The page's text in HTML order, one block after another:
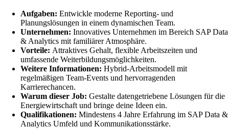
Aufgaben: Entwickle moderne Reporting- und
Planungslösungen in einem dynamischen Team.
Unternehmen: Innovatives Unternehmen im Bereich SAP Data
& Analytics mit familiärer Atmosphäre.
Vorteile: Attraktives Gehalt, flexible Arbeitszeiten und
umfassende Weiterbildungsmöglichkeiten.
Weitere Informationen: Hybrid-Arbeitsmodell mit
regelmäßigen Team-Events und hervorragenden
Karrierechancen.
Warum dieser Job: Gestalte datengetriebene Lösungen für die
Energiewirtschaft und bringe deine Ideen ein.
Qualifikationen: Mindestens 4 Jahre Erfahrung im SAP Data &
Analytics Umfeld und Kommunikationsstärke.